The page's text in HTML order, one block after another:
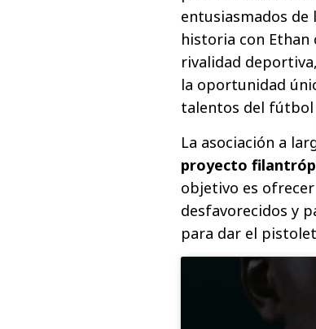
entusiasmados
historia con Ethan
rivalidad
la oportunidad
talentos del fútbol
La asociación a
proyecto
objetivo es
desfavorecidos y
para dar el